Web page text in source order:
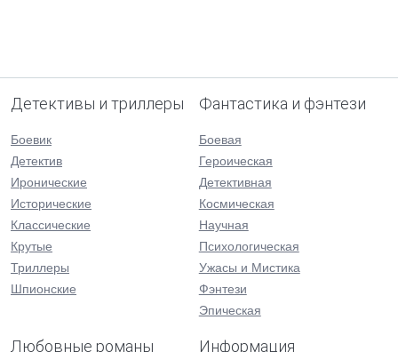
Детективы и триллеры
Боевик
Детектив
Иронические
Исторические
Классические
Крутые
Триллеры
Шпионские
Фантастика и фэнтези
Боевая
Героическая
Детективная
Космическая
Научная
Психологическая
Ужасы и Мистика
Фэнтези
Эпическая
Любовные романы Информация